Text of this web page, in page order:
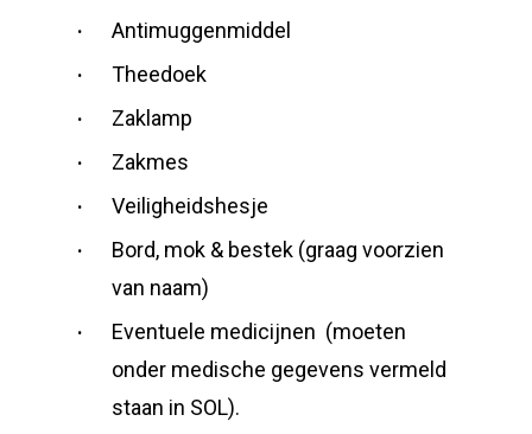
Antimuggenmiddel
Theedoek
Zaklamp
Zakmes
Veiligheidshesje
Bord, mok & bestek (graag voorzien
van naam)
Eventuele medicijnen (moeten
onder medische gegevens vermeld
staan in SOL).